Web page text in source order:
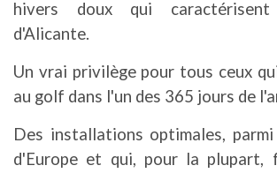
hivers doux qui
d'Alicante.
Un vrai privilège pour tous ceux
au golf dans l'un des 365 jours de
Des installations optimales,
d'Europe et qui, pour la plupart,